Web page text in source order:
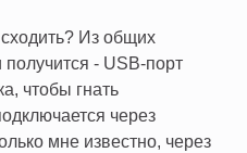
Из общих
- USB-порт
чтобы гнать
через
мне известно, через